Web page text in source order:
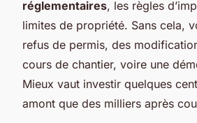
réglementaires, les règles
limites de propriété. Sans cela,
refus de permis, des
cours de chantier, voire une
Mieux vaut investir quelques
amont que des milliers après